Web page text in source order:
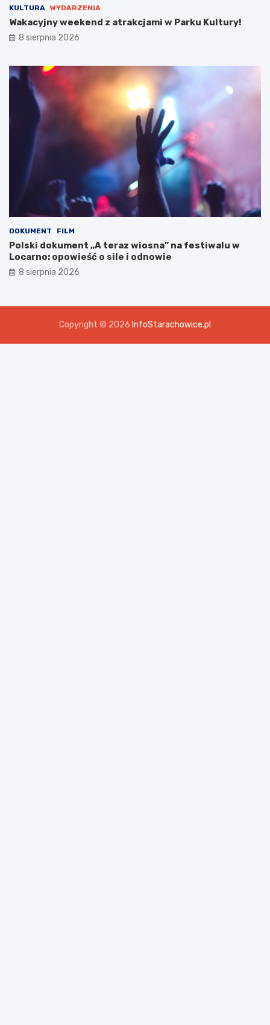
KULTURA WYDARZENIA
Wakacyjny weekend z atrakcjami w Parku Kultury!
8 sierpnia 2026
DOKUMENT FILM
Polski dokument „A teraz wiosna” na festiwalu w
Locarno: opowieść o sile i odnowie
8 sierpnia 2026
Copyright © 2026 InfoStarachowice.pl